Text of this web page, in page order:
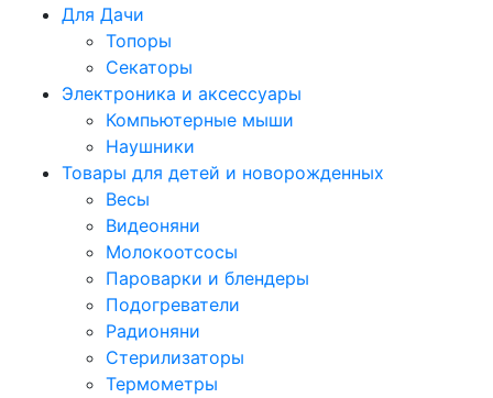
Для Дачи
Топоры
Секаторы
Электроника и аксессуары
Компьютерные мыши
Наушники
Товары для детей и новорожденных
Весы
Видеоняни
Молокоотсосы
Пароварки и блендеры
Подогреватели
Радионяни
Стерилизаторы
Термометры